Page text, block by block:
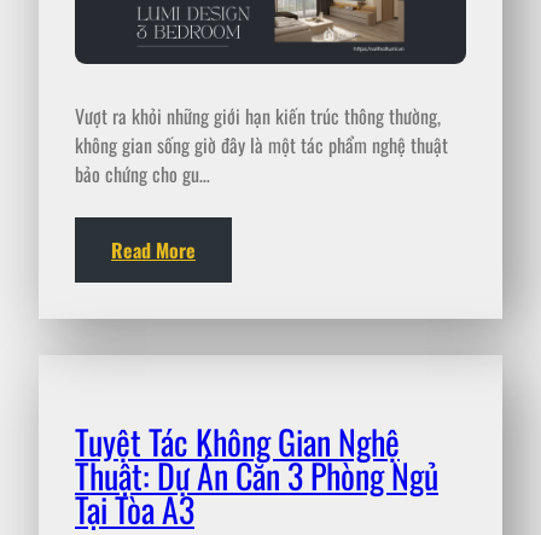
Vượt ra khỏi những giới hạn kiến trúc thông thường,
không gian sống giờ đây là một tác phẩm nghệ thuật
bảo chứng cho gu…
Read More
Tuyệt Tác Không Gian Nghệ
Thuật: Dự Án Căn 3 Phòng Ngủ
Tại Tòa A3